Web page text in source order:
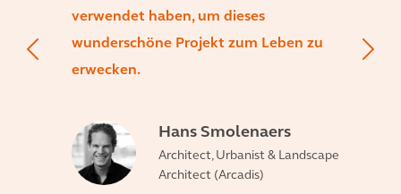
verwendet haben, um dieses
wunderschöne Projekt zum Leben zu
erwecken.
Hans Smolenaers
Architect, Urbanist & Landscape
Architect (Arcadis)